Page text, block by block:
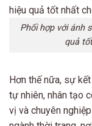
Phối hợp với ánh
quả
Hơn thế nữa, sự
tự nhiên, nhân tạo
vị và chuyên